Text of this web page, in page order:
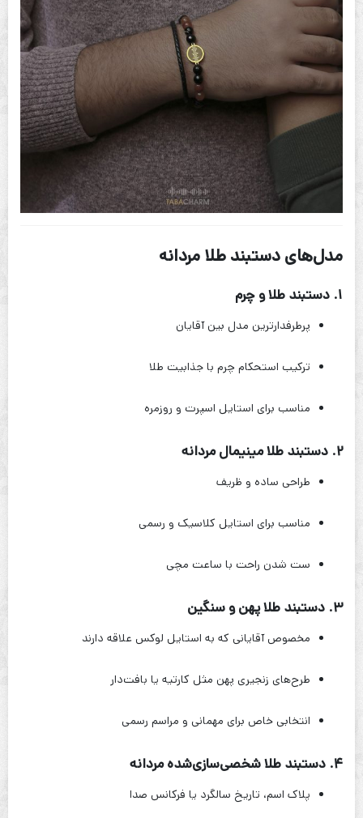
مدل‌های دستبند طلا مردانه
۱. دستبند طلا و چرم
پرطرفدارترین مدل بین آقایان
ترکیب استحکام چرم با جذابیت طلا
مناسب برای استایل اسپرت و روزمره
۲. دستبند طلا مینیمال مردانه
طراحی ساده و ظریف
مناسب برای استایل کلاسیک و رسمی
ست شدن راحت با ساعت مچی
۳. دستبند طلا پهن و سنگین
مخصوص آقایانی که به استایل لوکس علاقه دارند
طرح‌های زنجیری پهن مثل کارتیه یا بافت‌دار
انتخابی خاص برای مهمانی و مراسم رسمی
۴. دستبند طلا شخصی‌سازی‌شده مردانه
پلاک اسم، تاریخ سالگرد یا فرکانس صدا